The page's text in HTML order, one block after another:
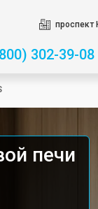
проспект
302-39-08
печи